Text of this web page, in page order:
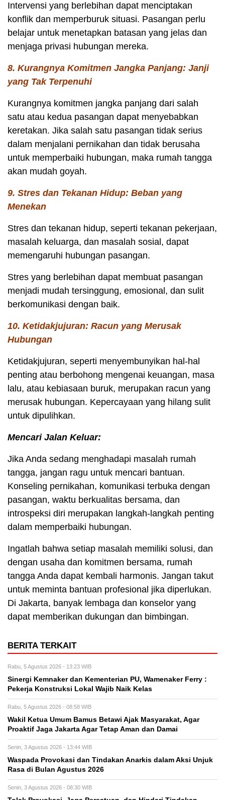
Intervensi yang berlebihan dapat menciptakan
konflik dan memperburuk situasi. Pasangan perlu
belajar untuk menetapkan batasan yang jelas dan
menjaga privasi hubungan mereka.
8. Kurangnya Komitmen Jangka Panjang: Janji
yang Tak Terpenuhi
Kurangnya komitmen jangka panjang dari salah
satu atau kedua pasangan dapat menyebabkan
keretakan. Jika salah satu pasangan tidak serius
dalam menjalani pernikahan dan tidak berusaha
untuk memperbaiki hubungan, maka rumah tangga
akan mudah goyah.
9. Stres dan Tekanan Hidup: Beban yang
Menekan
Stres dan tekanan hidup, seperti tekanan pekerjaan,
masalah keluarga, dan masalah sosial, dapat
memengaruhi hubungan pasangan.
Stres yang berlebihan dapat membuat pasangan
menjadi mudah tersinggung, emosional, dan sulit
berkomunikasi dengan baik.
10. Ketidakjujuran: Racun yang Merusak
Hubungan
Ketidakjujuran, seperti menyembunyikan hal-hal
penting atau berbohong mengenai keuangan, masa
lalu, atau kebiasaan buruk, merupakan racun yang
merusak hubungan. Kepercayaan yang hilang sulit
untuk dipulihkan.
Mencari Jalan Keluar:
Jika Anda sedang menghadapi masalah rumah
tangga, jangan ragu untuk mencari bantuan.
Konseling pernikahan, komunikasi terbuka dengan
pasangan, waktu berkualitas bersama, dan
introspeksi diri merupakan langkah-langkah penting
dalam memperbaiki hubungan.
Ingatlah bahwa setiap masalah memiliki solusi, dan
dengan usaha dan komitmen bersama, rumah
tangga Anda dapat kembali harmonis. Jangan takut
untuk meminta bantuan profesional jika diperlukan.
Di Jakarta, banyak lembaga dan konselor yang
dapat memberikan dukungan dan bimbingan.
BERITA TERKAIT
Rabu, 5 Agustus 2026 - 13:23 WIB
Sinergi Kemnaker dan Kementerian PU, Wamenaker Ferry :
Pekerja Konstruksi Lokal Wajib Naik Kelas
Rabu, 5 Agustus 2026 - 08:58 WIB
Wakil Ketua Umum Bamus Betawi Ajak Masyarakat, Agar
Proaktif Jaga Jakarta Agar Tetap Aman dan Damai
Senin, 3 Agustus 2026 - 13:44 WIB
Waspada Provokasi dan Tindakan Anarkis dalam Aksi Unjuk
Rasa di Bulan Agustus 2026
Senin, 3 Agustus 2026 - 08:30 WIB